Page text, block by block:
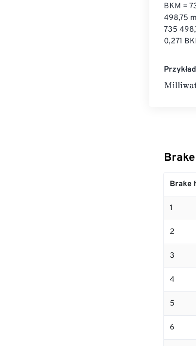
BKM =
498,75
735
0,271
Brake
1
2
3
4
5
6